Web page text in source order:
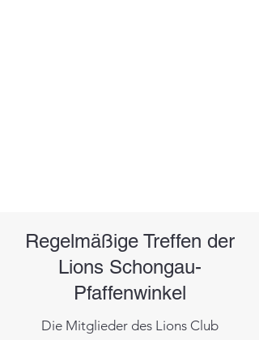
Regelmäßige Treffen der
Lions Schongau-
Pfaffenwinkel
Die Mitglieder des Lions Club